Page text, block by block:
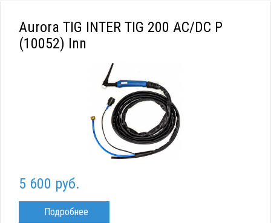
Aurora TIG INTER TIG 200 AC/DC P
(10052) Inn
5 600 руб.
Подробнее